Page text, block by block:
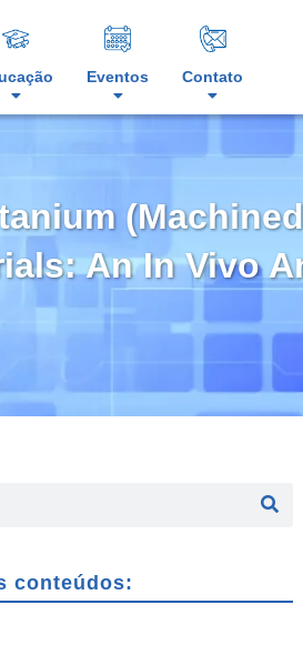
Eventos Contato
An In Vivo
conteúdos: